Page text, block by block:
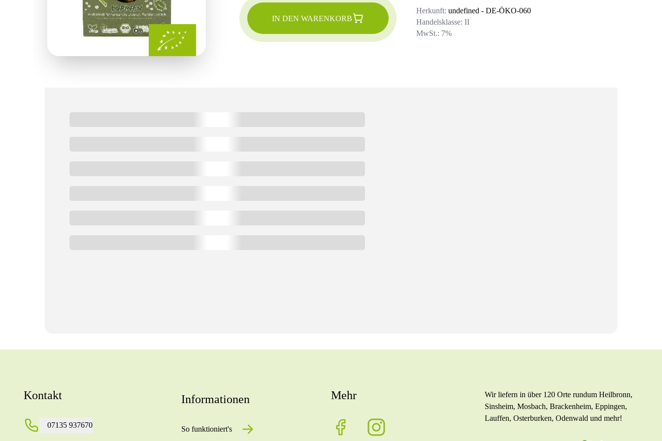
Herkunft:undefined - DE-ÖKO-060
Handelsklasse:II
MwSt.: 7%
IN DEN WARENKORB
Kontakt
07135 937670
Informationen
So funktioniert's
Mehr
Wir liefern in über 120 Orte rundum Heilbronn,
Sinsheim, Mosbach, Brackenheim, Eppingen,
Lauffen, Osterburken, Odenwald und mehr!